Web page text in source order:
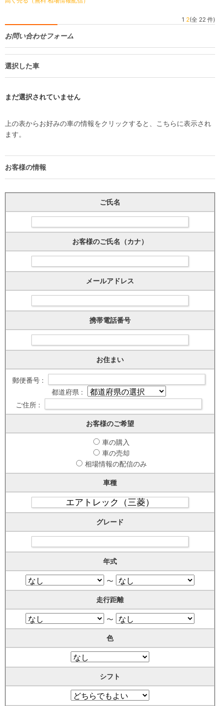
1 2(全 22 件)
お問い合わせフォーム
選択した車
まだ選択されていません
上の表からお好みの車の情報をクリックすると、こちらに表示され
ます。
お客様の情報
ご氏名
お客様のご氏名（カナ）
メールアドレス
携帯電話番号
お住まい
郵便番号 :
都道府県 :
ご住所 :
お客様のご希望
車の購入
車の売却
相場情報の配信のみ
車種
グレード
年式
〜
走行距離
〜
色
シフト